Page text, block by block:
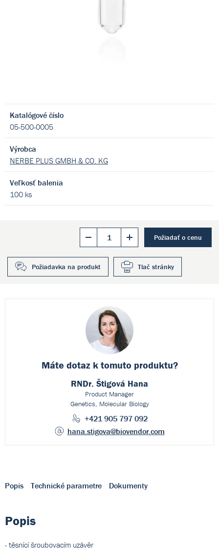
Katalógové číslo
05-500-0005
Výrobca
NERBE PLUS GMBH & CO. KG
Veľkosť balenia
100 ks
Požiadať o cenu
Požiadavka na produkt Tlač stránky
Máte dotaz k tomuto produktu?
RNDr. Štigová Hana
Product Manager
Genetics, Molecular Biology
+421 905 797 092
hana.stigova@biovendor.com
Popis Technické parametre Dokumenty
Popis
- těsnící šroubovacím uzávěr